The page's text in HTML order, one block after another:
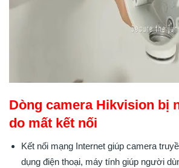
Dòng camera Hikvision bị
do mất kết nối
Kết nối mạng Internet giúp camera
dụng điện thoại, máy tính giúp người